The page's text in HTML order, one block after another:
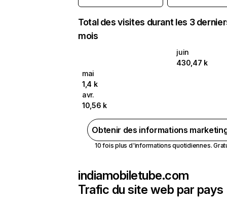
Total des visites durant les 3
mois
juin
430,47 k
mai
1,4 k
avr.
10,56 k
Obtenir des informations
10 fois plus d'informations quotidiennes.
indiamobiletube.com
Trafic du site web par pays